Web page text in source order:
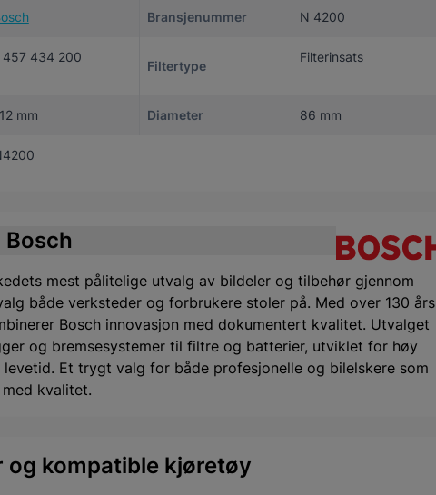
Bransjenummer N 4200
457 434 200
Filtertype
Filterinsats
mm Diameter 86 mm
Bosch
mest pålitelige utvalg av bildeler og tilbehør gjennom
både verksteder og forbrukere stoler på. Med over 130 års
Bosch innovasjon med dokumentert kvalitet. Utvalget
og bremsesystemer til filtre og batterier, utviklet for høy
Et trygt valg for både profesjonelle og bilelskere som
kvalitet.
og kompatible kjøretøy